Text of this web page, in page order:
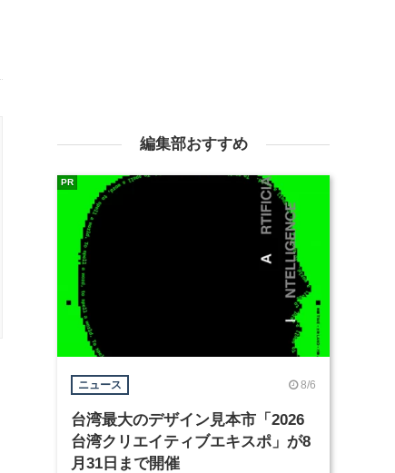
編集部おすすめ
ニュース 8/6
台湾最大のデザイン見本市「2026
台湾クリエイティブエキスポ」が8
月31日まで開催
PR